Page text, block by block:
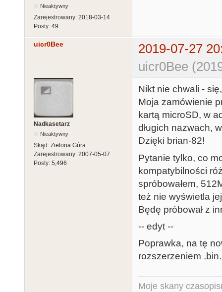
Nieaktywny
Zarejestrowany: 2018-03-14
Posty: 49
uicr0Bee
2019-07-27
uicr0Bee
Nadkasetarz
Nieaktywny
Skąd: Zielona Góra
Zarejestrowany: 2007-05-07
Posty: 5,496
Nikt nie chwali -
Moja zamówienie
kartą microSD, w
długich nazwach,
Dzięki brian-82!
Pytanie tylko, co
kompatybilności
spróbowałem,
też nie wyświetla
Będę próbował z
-- edyt --
Poprawka, na tę
rozszerzeniem
Moje skany